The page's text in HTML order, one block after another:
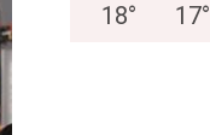
18° 17°